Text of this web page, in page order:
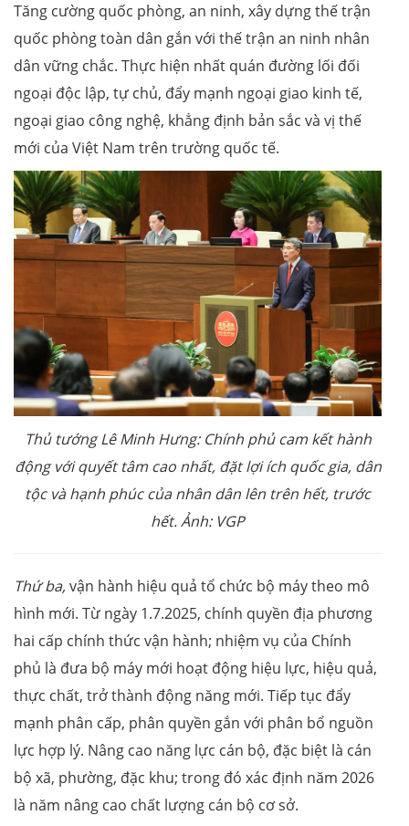
Tăng cường quốc phòng, an ninh, xây dựng thế trận
quốc phòng toàn dân gắn với thế trận an ninh nhân
dân vững chắc. Thực hiện nhất quán đường lối đối
ngoại độc lập, tự chủ, đẩy mạnh ngoại giao kinh tế,
ngoại giao công nghệ, khẳng định bản sắc và vị thế
mới của Việt Nam trên trường quốc tế.
Thủ tướng Lê Minh Hưng: Chính phủ cam kết hành
động với quyết tâm cao nhất, đặt lợi ích quốc gia, dân
tộc và hạnh phúc của nhân dân lên trên hết, trước
hết. Ảnh: VGP
Thứ ba,vận hành hiệu quả tổ chức bộ máy theo mô
hình mới. Từ ngày 1.7.2025, chính quyền địa phương
hai cấp chính thức vận hành; nhiệm vụ của Chính
phủ là đưa bộ máy mới hoạt động hiệu lực, hiệu quả,
thực chất, trở thành động năng mới. Tiếp tục đẩy
mạnh phân cấp, phân quyền gắn với phân bổ nguồn
lực hợp lý. Nâng cao năng lực cán bộ, đặc biệt là cán
bộ xã, phường, đặc khu; trong đó xác định năm 2026
là năm nâng cao chất lượng cán bộ cơ sở.